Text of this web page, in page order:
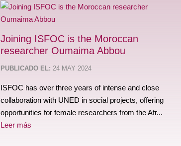
Joining ISFOC is the Moroccan
researcher Oumaima Abbou
PUBLICADO EL:24 MAY 2024
ISFOC has over three years of intense and close
collaboration with UNED in social projects, offering
opportunities for female researchers from the Afr...
Leer más